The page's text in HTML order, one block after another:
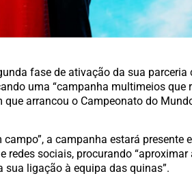
fase de ativação da sua parceria
uma “campanha multimeios que
arrancou o Campeonato do
a campanha estará presente
e redes sociais, procurando
ligação à equipa das quinas”.